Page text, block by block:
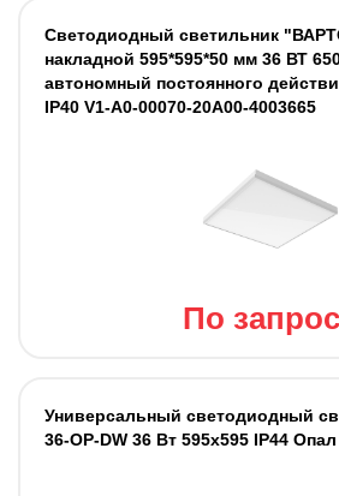
Светодиодный светильник
накладной 595*595*50 мм 36 ВТ
автономный постоянного
IP40 V1-A0-00070-20A00-4003665
По
Универсальный светодиодный
36-OP-DW 36 Вт 595x595 IP44